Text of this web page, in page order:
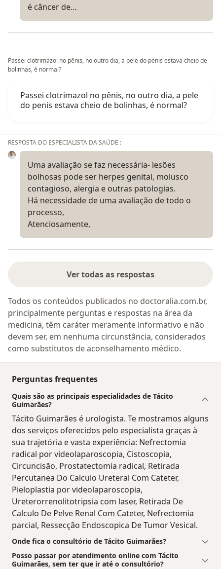
é câncer de…
Passei clotrimazol no pênis, no outro dia, a pele do penis estava cheio de
bolinhas, é normal?
Passei clotrimazol no pênis, no outro dia, a pele
do penis estava cheio de bolinhas, é normal?
RESPOSTA DO ESPECIALISTA DA SAÚDE :
Uma avaliação se faz necessária- lesões
bolhosas pode ser herpes genital, molusco
contagioso, alergia e outras patologias.
Há necessidade de uma avaliação de todo o
processo,
Atenciosamente,
Ver todas as respostas
Todos os conteúdos publicados no doctoralia.com.br,
principalmente perguntas e respostas na área da
medicina, têm caráter meramente informativo e não
devem ser, em nenhuma circunstância, considerados
como substitutos de aconselhamento médico.
Perguntas frequentes
Quais são as principais especialidades de Tácito
Guimarães?
Tácito Guimarães é urologista. Te mostramos alguns
dos serviços oferecidos pelo especialista graças à
sua trajetória e vasta experiência: Nefrectomia
radical por videolaparoscopia, Cistoscopia,
Circuncisão, Prostatectomia radical, Retirada
Percutanea Do Calculo Ureteral Com Cateter,
Pieloplastia por videolaparoscopia,
Ureterorrenolitotripsia com laser, Retirada De
Calculo De Pelve Renal Com Cateter, Nefrectomia
parcial, Ressecção Endoscopica De Tumor Vesical.
Onde fica o consultório de Tácito Guimarães?
Posso passar por atendimento online com Tácito
Guimarães, sem ter que ir até o consultório?